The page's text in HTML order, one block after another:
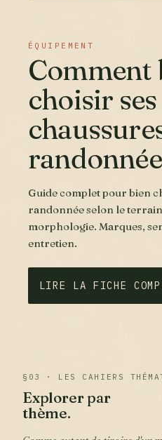
ÉQUIPEMENT
Comment
choisir ses
Guide complet pour bien choisir ses chaussures de
randonnée selon le
morphologie. Marques,
entretien.
LIRE LA FICHE
§03 · LES CAHIERS
Explorer par
thème.